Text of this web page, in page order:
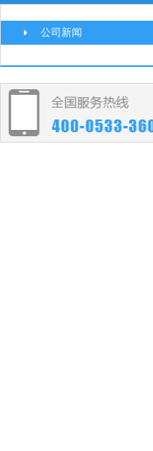
公司新闻